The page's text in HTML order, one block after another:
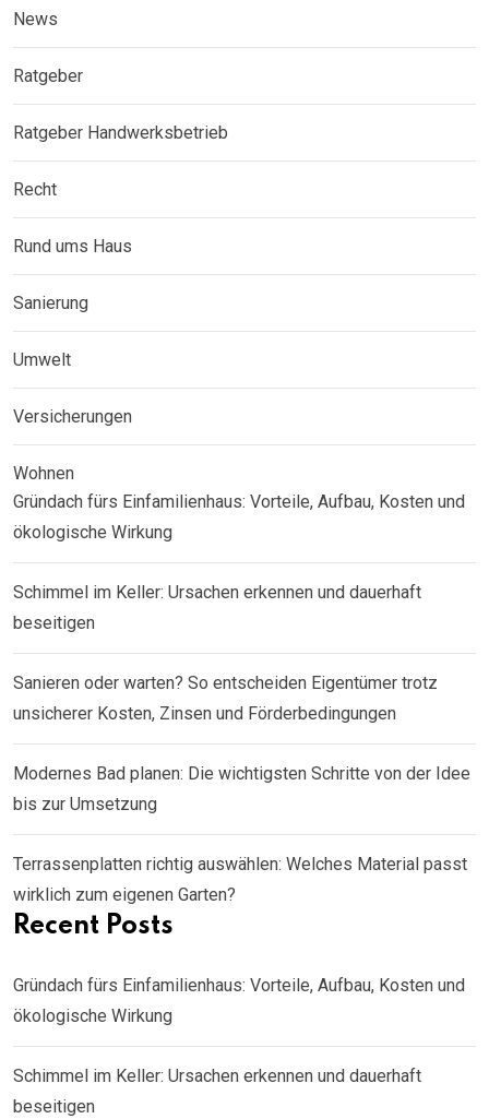
News
Ratgeber
Ratgeber Handwerksbetrieb
Recht
Rund ums Haus
Sanierung
Umwelt
Versicherungen
Wohnen
Gründach fürs Einfamilienhaus: Vorteile, Aufbau, Kosten und
ökologische Wirkung
Schimmel im Keller: Ursachen erkennen und dauerhaft
beseitigen
Sanieren oder warten? So entscheiden Eigentümer trotz
unsicherer Kosten, Zinsen und Förderbedingungen
Modernes Bad planen: Die wichtigsten Schritte von der Idee
bis zur Umsetzung
Terrassenplatten richtig auswählen: Welches Material passt
wirklich zum eigenen Garten?
Recent Posts
Gründach fürs Einfamilienhaus: Vorteile, Aufbau, Kosten und
ökologische Wirkung
Schimmel im Keller: Ursachen erkennen und dauerhaft
beseitigen